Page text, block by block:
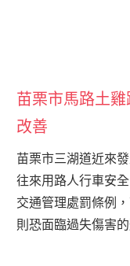
苗栗市馬路土
改善
苗栗市三湖道近來
往來用路人行車安
交通管理處罰條例
則恐面臨過失傷害